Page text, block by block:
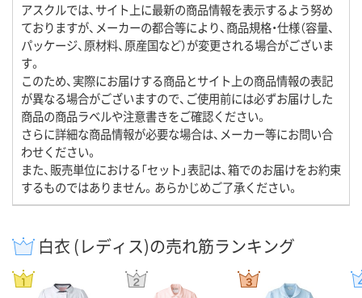
アスクルでは、サイト上に最新の商品情報を表示するよう努め
ておりますが、メーカーの都合等により、商品規格・仕様（容量、
パッケージ、原材料、原産国など）が変更される場合がございま
す。
このため、実際にお届けする商品とサイト上の商品情報の表記
が異なる場合がございますので、ご使用前には必ずお届けした
商品の商品ラベルや注意書きをご確認ください。
さらに詳細な商品情報が必要な場合は、メーカー等にお問い合
わせください。
また、販売単位における「セット」表記は、箱でのお届けをお約束
するものではありません。あらかじめご了承ください。
白衣 (レディス)の売れ筋ランキング